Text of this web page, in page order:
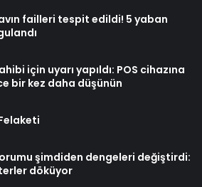
failleri tespit edildi! 5 yaban
için uyarı yapıldı: POS cihazına
bir kez daha düşünün
şimdiden dengeleri değiştirdi:
döküyor